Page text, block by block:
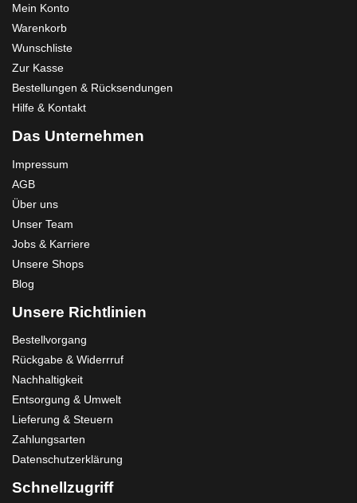
Mein Konto
Warenkorb
Wunschliste
Zur Kasse
Bestellungen & Rücksendungen
Hilfe & Kontakt
Das Unternehmen
Impressum
AGB
Über uns
Unser Team
Jobs & Karriere
Unsere Shops
Blog
Unsere Richtlinien
Bestellvorgang
Rückgabe & Widerrruf
Nachhaltigkeit
Entsorgung & Umwelt
Lieferung & Steuern
Zahlungsarten
Datenschutzerklärung
Schnellzugriff